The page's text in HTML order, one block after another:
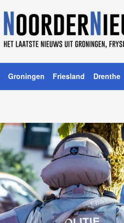
Groningen Friesland Drenthe